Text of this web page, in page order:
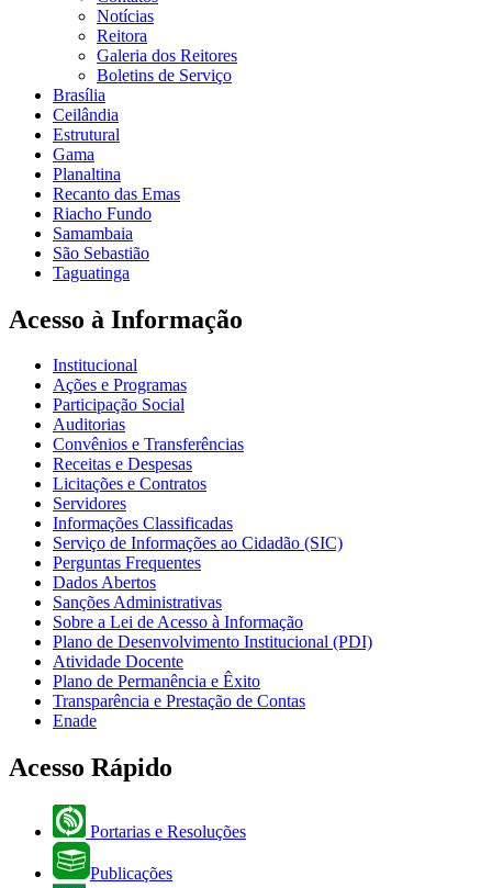
Notícias
Reitora
Galeria dos Reitores
Boletins de Serviço
Brasília
Ceilândia
Estrutural
Gama
Planaltina
Recanto das Emas
Riacho Fundo
Samambaia
São Sebastião
Taguatinga
Acesso à Informação
Institucional
Ações e Programas
Participação Social
Auditorias
Convênios e Transferências
Receitas e Despesas
Licitações e Contratos
Servidores
Informações Classificadas
Serviço de Informações ao Cidadão (SIC)
Perguntas Frequentes
Dados Abertos
Sanções Administrativas
Sobre a Lei de Acesso à Informação
Plano de Desenvolvimento Institucional (PDI)
Atividade Docente
Plano de Permanência e Êxito
Transparência e Prestação de Contas
Enade
Acesso Rápido
Portarias e Resoluções
Publicações